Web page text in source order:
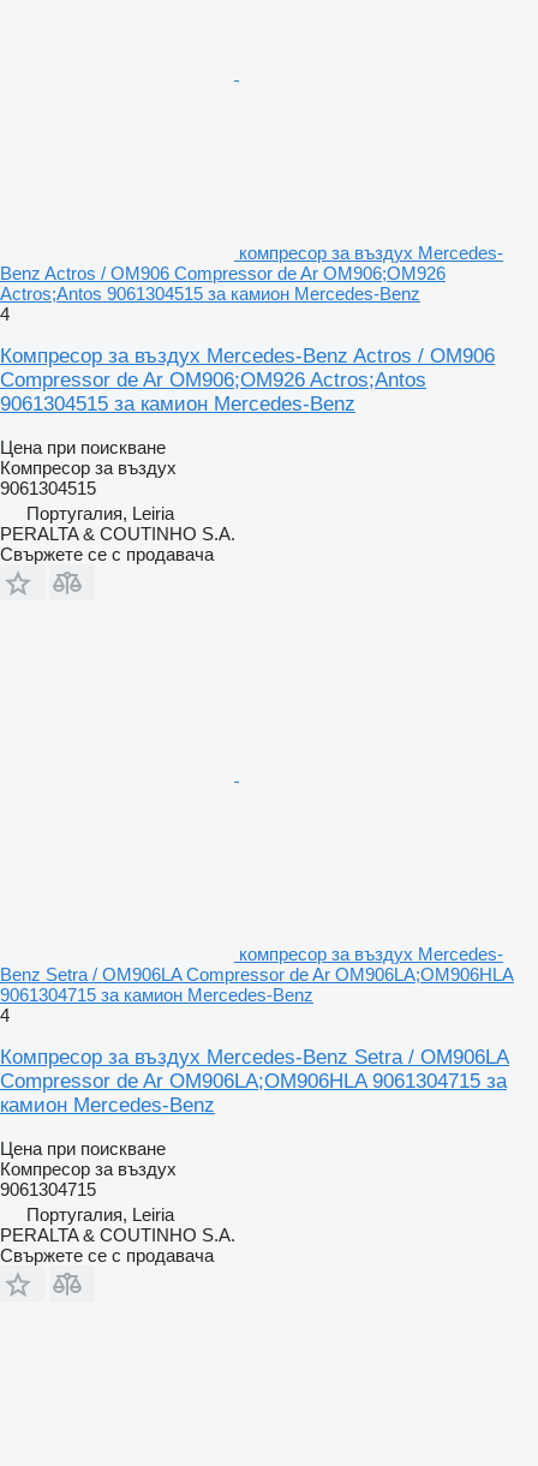
компресор за въздух Mercedes-
Benz Actros / OM906 Compressor de Ar OM906;OM926
Actros;Antos 9061304515 за камион Mercedes-Benz
4
Компресор за въздух Mercedes-Benz Actros / OM906
Compressor de Ar OM906;OM926 Actros;Antos
9061304515 за камион Mercedes-Benz
Цена при поискване
Компресор за въздух
9061304515
Португалия, Leiria
PERALTA & COUTINHO S.A.
Свържете се с продавача
компресор за въздух Mercedes-
Benz Setra / OM906LA Compressor de Ar OM906LA;OM906HLA
9061304715 за камион Mercedes-Benz
4
Компресор за въздух Mercedes-Benz Setra / OM906LA
Compressor de Ar OM906LA;OM906HLA 9061304715 за
камион Mercedes-Benz
Цена при поискване
Компресор за въздух
9061304715
Португалия, Leiria
PERALTA & COUTINHO S.A.
Свържете се с продавача